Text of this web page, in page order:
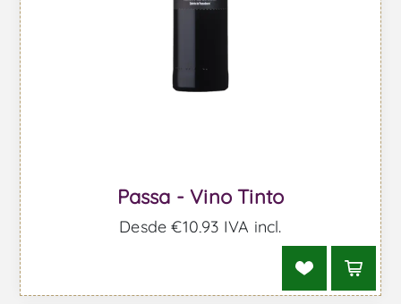
Passa - Vino Tinto
Desde €10,93 IVA incl.